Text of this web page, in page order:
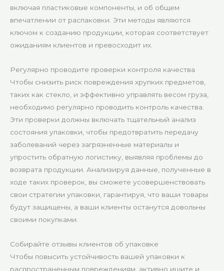
включая пластиковые компоненты, и об общем
впечатлении от распаковки. Эти методы являются
ключом к созданию продукции, которая соответствует
ожиданиям клиентов и превосходит их.
Регулярно проводите проверки контроля качества
Чтобы снизить риск повреждения хрупких предметов,
таких как стекло, и эффективно управлять весом груза,
необходимо регулярно проводить контроль качества.
Эти проверки должны включать тщательный анализ
состояния упаковки, чтобы предотвратить передачу
заболеваний через загрязненные материалы и
упростить обратную логистику, выявляя проблемы до
возврата продукции. Анализируя данные, полученные в
ходе таких проверок, вы сможете усовершенствовать
свои стратегии упаковки, гарантируя, что ваши товары
будут защищены, а ваши клиенты останутся довольны
своими покупками.
Собирайте отзывы клиентов об упаковке
Чтобы повысить устойчивость вашей упаковки к
распространенным повреждениям, активно ищите и